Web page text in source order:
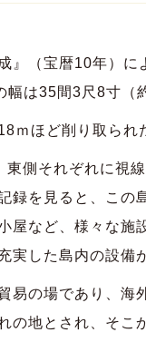
』（宝暦10年）
は35間3尺8寸（
ほど削り取られ
側それぞれに視
録を見ると、こ
屋など、様々な
実した島内の設備
易の場であり、
の地とされ、そ